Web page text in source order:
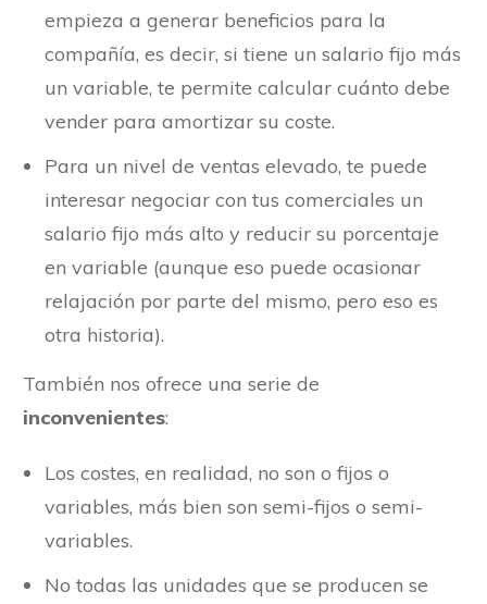
empieza a generar beneficios para la
compañía, es decir, si tiene un salario fijo más
un variable, te permite calcular cuánto debe
vender para amortizar su coste.
Para un nivel de ventas elevado, te puede
interesar negociar con tus comerciales un
salario fijo más alto y reducir su porcentaje
en variable (aunque eso puede ocasionar
relajación por parte del mismo, pero eso es
otra historia).
También nos ofrece una serie de
inconvenientes:
Los costes, en realidad, no son o fijos o
variables, más bien son semi-fijos o semi-
variables.
No todas las unidades que se producen se